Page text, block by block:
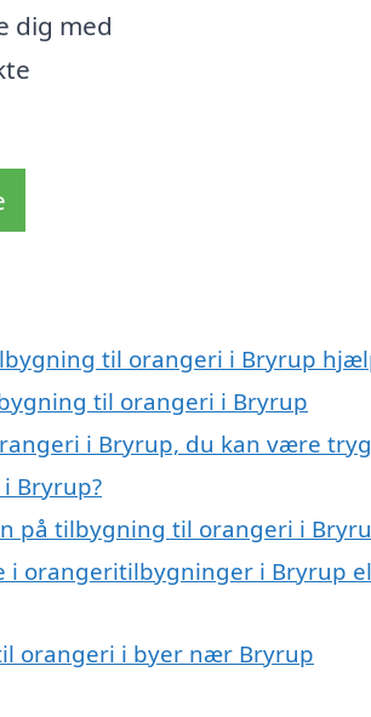
dig med
til orangeri i Bryrup
til orangeri i Bryrup
i Bryrup, du kan være
Bryrup?
på tilbygning til orangeri i
i orangeritilbygninger i Bryrup
orangeri i byer nær Bryrup